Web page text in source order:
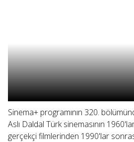
Sinema+ programının 320.
Aslı Daldal Türk sinemasının
gerçekçi filmlerinden 1990'lar